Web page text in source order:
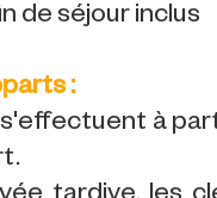
de séjour inclus
:
à